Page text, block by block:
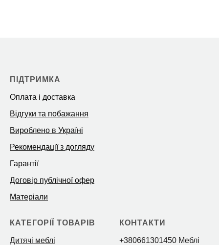
ПІДТРИМКА
Оплата і доставка
Відгуки та побажання
Вироблено в Україні
Рекомендації з догляду
Гарантії
Договір публічної офер
Матеріали
КАТЕГОРІЇ ТОВАРІВ
Дитячі меблі
КОНТАКТИ
+380661301450 Меблі